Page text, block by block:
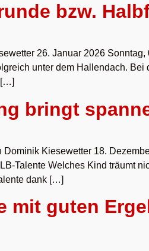
bzw.
26. Januar 2026
unter dem Hallendach.
[…]
bringt
Kiesewetter 18.
Talente Welches Kind träumt
dank […]
mit guten